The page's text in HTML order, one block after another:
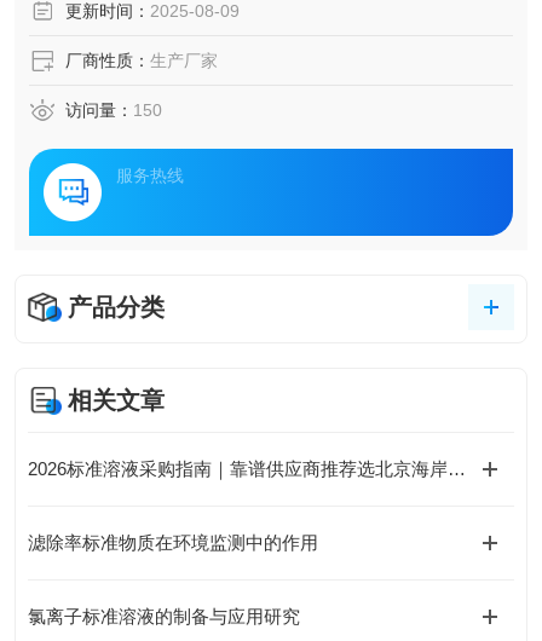
更新时间： 2025-08-09
厂商性质： 生产厂家
访问量： 150
服务热线
产品分类
相关文章
2026标准溶液采购指南｜靠谱供应商推荐选北京海岸鸿蒙，可定制混
滤除率标准物质在环境监测中的作用
氯离子标准溶液的制备与应用研究